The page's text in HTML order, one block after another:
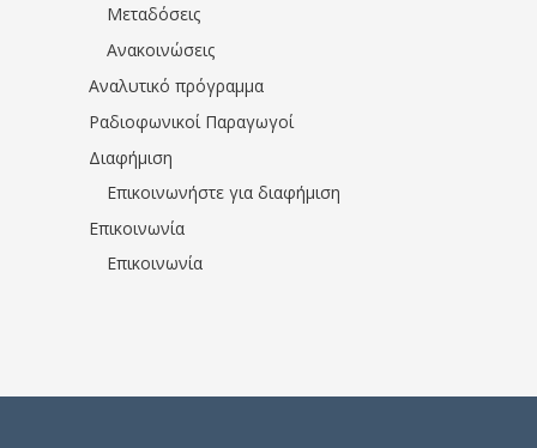
Μεταδόσεις
Ανακοινώσεις
Αναλυτικό πρόγραμμα
Ραδιοφωνικοί Παραγωγοί
Διαφήμιση
Επικοινωνήστε για διαφήμιση
Επικοινωνία
Επικοινωνία